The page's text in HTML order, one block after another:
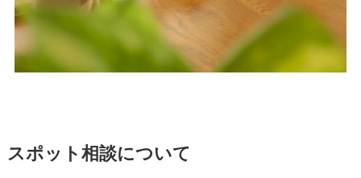
スポット相談について